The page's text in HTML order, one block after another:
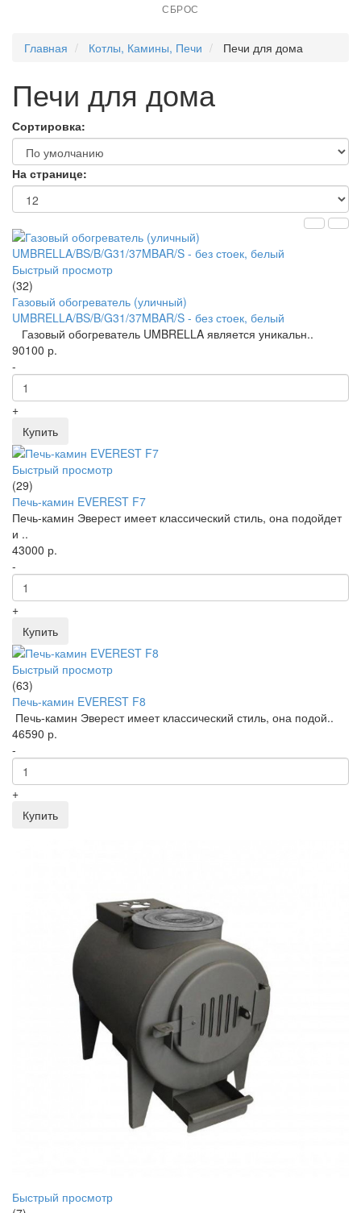
СБРОС
Главная Котлы, Камины, Печи Печи для дома
Печи для дома
Сортировка:
На странице:
Быстрый просмотр
(32)
Газовый обогреватель (уличный)
UMBRELLA/BS/B/G31/37MBAR/S - без стоек, белый
Газовый обогреватель UMBRELLA является уникальн..
90100 р.
-
+
Купить
Быстрый просмотр
(29)
Печь-камин EVEREST F7
Печь-камин Эверест имеет классический стиль, она подойдет
и ..
43000 р.
-
+
Купить
Быстрый просмотр
(63)
Печь-камин EVEREST F8
Печь-камин Эверест имеет классический стиль, она подой..
46590 р.
-
+
Купить
Быстрый просмотр